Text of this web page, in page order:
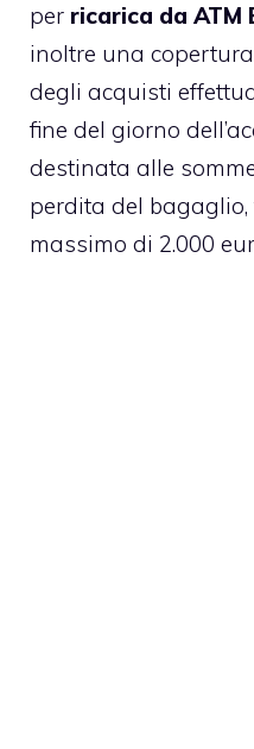
per ricarica da ATM
inoltre una
degli acquisti
fine del giorno
destinata alle
perdita del
massimo di 2.000